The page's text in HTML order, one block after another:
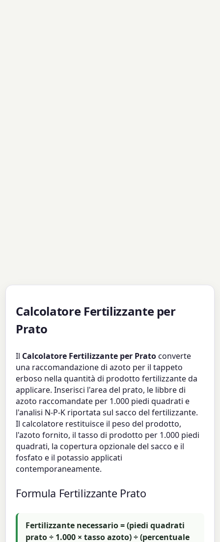
Calcolatore Fertilizzante per
Prato
Il Calcolatore Fertilizzante per Pratoconverte
una raccomandazione di azoto per il tappeto
erboso nella quantità di prodotto fertilizzante da
applicare. Inserisci l'area del prato, le libbre di
azoto raccomandate per 1.000 piedi quadrati e
l'analisi N-P-K riportata sul sacco del fertilizzante.
Il calcolatore restituisce il peso del prodotto,
l'azoto fornito, il tasso di prodotto per 1.000 piedi
quadrati, la copertura opzionale del sacco e il
fosfato e il potassio applicati
contemporaneamente.
Formula Fertilizzante Prato
Fertilizzante necessario = (piedi quadrati
prato ÷ 1.000 × tasso azoto) ÷ (percentuale